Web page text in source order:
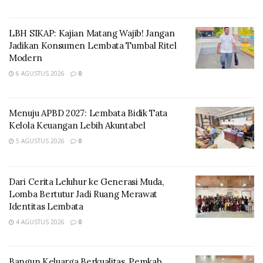
melindungi hak-haknya.
LBH SIKAP: Kajian Matang Wajib! Jangan
Jadikan Konsumen Lembata Tumbal Ritel
Modern
6 AGUSTUS 2026 0
Menuju APBD 2027: Lembata Bidik Tata
Kelola Keuangan Lebih Akuntabel
5 AGUSTUS 2026 0
Dari Cerita Leluhur ke Generasi Muda,
Lomba Bertutur Jadi Ruang Merawat
Identitas Lembata
4 AGUSTUS 2026 0